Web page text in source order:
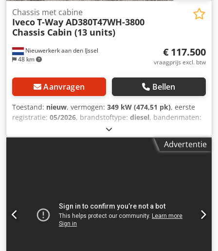
Nieuwerkerk aan den IJssel
48 km
Chassis met cabine
IvecoT-Way AD380T47WH-3800
Chassis Cabin (13 units)
€ 117.500
vraagprijs excl. btw
Aanvragen Bellen
Toestand: nieuw, vermogen: 349 kW (474,51 pk), eerste
registratie: 05/2026, brandstoftype: diesel, bandenmaten:
, wielbasis:
brandstof:diesel, brandstoftankcapaciteit:390 l, kleur:wit,
, soort overbrenging:
Overige informatie = Technische informatie Aantal
cilinders: 6 Motorinhoud: 12.882 cc Versnellingsbak
Versnellingsbak: ZF16S2520TO, handgeschakelde
Advertentie